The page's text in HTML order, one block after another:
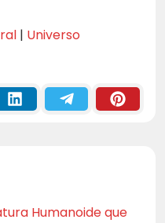
| Universo
Humanoide que